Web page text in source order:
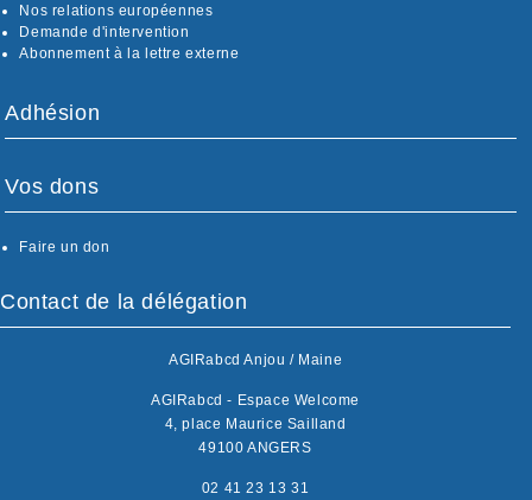
Nos relations européennes
Demande d'intervention
Abonnement à la lettre externe
Adhésion
Vos dons
Faire un don
Contact de la délégation
AGIRabcd Anjou / Maine
AGIRabcd - Espace Welcome
4, place Maurice Sailland
49100 ANGERS
02 41 23 13 31